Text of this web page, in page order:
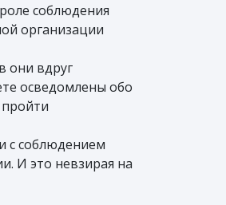
соблюдения
организации
они вдруг
осведомлены обо
с соблюдением
И это невзирая на